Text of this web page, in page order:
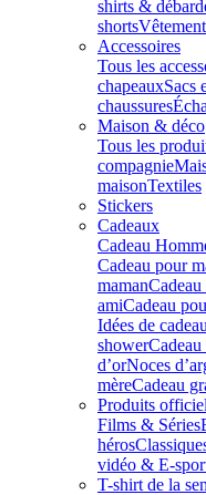
shirts &
shorts
Accessoires
Tous les
chapeauxSacs
chaussures
Maison & déco
Tous les
compagnie
maisonTextiles
Stickers
Cadeaux
Cadeau
Cadeau pour
maman
amiCadeau
Idées de
showerCadeau
d’orNoces
mèreCadeau
Produits
Films & Séries
héros
vidéo & E-
T-shirt de la